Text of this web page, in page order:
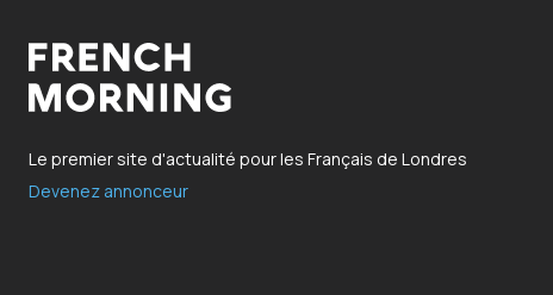
Le premier site d'actualité pour les Français de Londres
Devenez annonceur